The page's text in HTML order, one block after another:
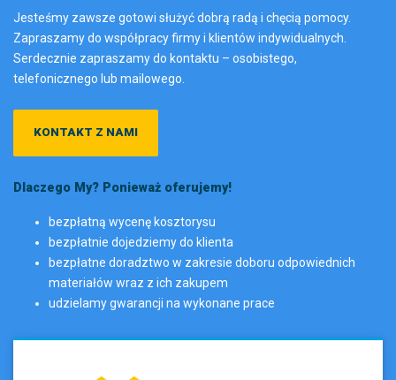
Jesteśmy zawsze gotowi służyć dobrą radą i chęcią pomocy.
Zapraszamy do współpracy firmy i klientów indywidualnych.
Serdecznie zapraszamy do kontaktu – osobistego,
telefonicznego lub mailowego.
KONTAKT Z NAMI
Dlaczego My? Ponieważ oferujemy!
bezpłatną wycenę kosztorysu
bezpłatnie dojedziemy do klienta
bezpłatne doradztwo w zakresie doboru odpowiednich
materiałów wraz z ich zakupem
udzielamy gwarancji na wykonane prace